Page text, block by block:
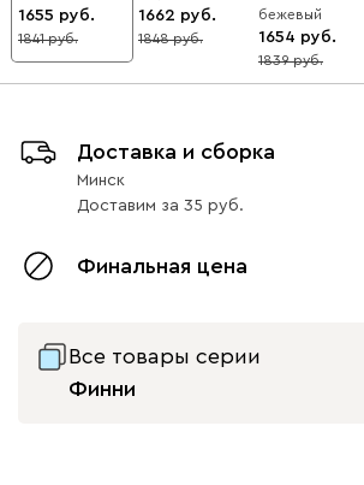
1655
10
1841
1662
10
1848
бежевый
1654
10
1839
Доставка и сборка
Минск
Доставим за 35
Финальная цена
Все товары серии
Финни